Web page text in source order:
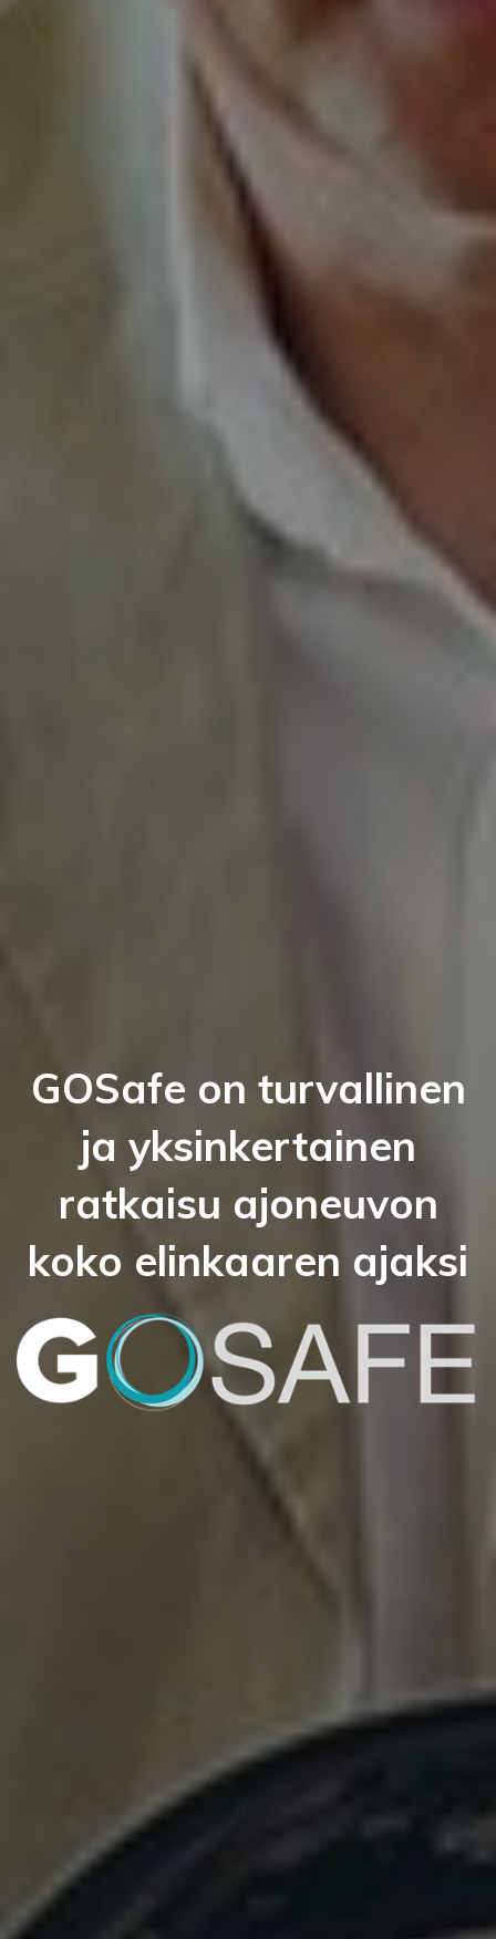
GOSafe on turvallinen
ja yksinkertainen
ratkaisu ajoneuvon
koko elinkaaren ajaksi